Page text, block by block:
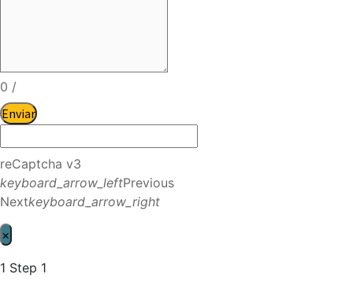
0 /
Enviar
reCaptcha v3
keyboard_arrow_leftPrevious
Nextkeyboard_arrow_right
×
1 Step 1